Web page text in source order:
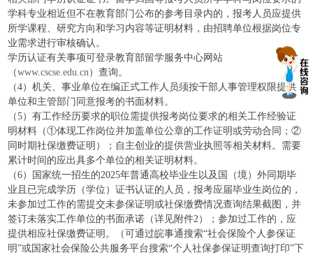
学科专业相近但不在教育部门公布的参考目录内的，报考人员应提供
所学课程、研究方向和学习内容等证明材料，由招聘单位根据岗位专
业需求进行审核确认。
学历认证有关事项可登录教育部留学服务中心网站
（www.cscse.edu.cn）查询。
（4）机关、事业单位在编正式工作人员须按干部人事管理权限提供
单位和主管部门同意报考的书面材料。
（5）有工作经历要求的职位需提供报考岗位要求的相关工作经验证
明材料（①体现工作岗位并加盖单位公章的工作证明或劳动合同；②
同时期社保缴费证明）；自主创业的提供营业执照等相关材料。需要
累计时间的应出具多个单位的相关证明材料。
（6）国家统一招生的2025年普通高校毕业生以及国（境）外同期毕
业且已完成学历（学位）证书认证的人员，报考应届毕业生岗位的，
未参加过工作的需提交未参保证明或社保缴费情况查询结果截图，并
签订未落实工作单位的书面承诺（详见附件2）；参加过工作的，应
提供相应社保缴费证明。（可通过皖事通搜索“社会保险个人参保证
明”或国家社会保险公共服务平台搜索“个人社保参保证明查询打印”下